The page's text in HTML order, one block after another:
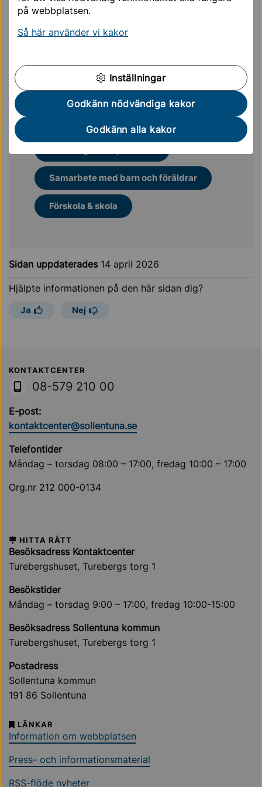
på webbplatsen.
Så här använder vi kakor
Inställningar
Godkänn nödvändiga kakor
Godkänn alla kakor
Familjedaghem
Samarbete med barn och föräldrar
Förskola & skola
Sidan uppdaterades 14 april 2026
Hjälpte informationen på den här sidan dig?
Ja Nej
Sollentuna Kommun
KONTAKTCENTER
08-579 210 00
E-post:
kontaktcenter@sollentuna.se
Telefontider
Måndag – torsdag 08:00 – 17:00, fredag 10:00 – 17:00
Org.nr 212 000-0134
HITTA RÄTT
Besöksadress Kontaktcenter
Turebergshuset, Turebergs torg 1
Besökstider
Måndag – torsdag 9:00 – 17:00, fredag 10:00-15:00
Besöksadress Sollentuna kommun
Turebergshuset, Turebergs torg 1
Postadress
Sollentuna kommun
191 86 Sollentuna
LÄNKAR
Information om webbplatsen
Press- och informationsmaterial
RSS-flöde nyheter